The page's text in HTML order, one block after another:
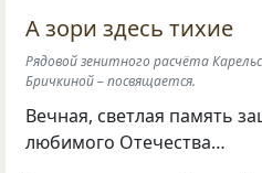
А зори здесь тихие
Рядовой зенитного расчёта
Бричкиной – посвящается.
Вечная, светлая память
любимого Отечества…